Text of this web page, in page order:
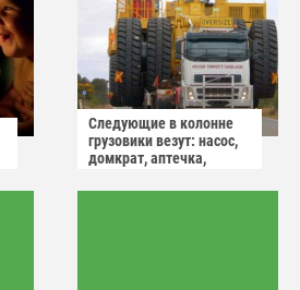
Следующие в колонне
грузовики везут: насос,
домкрат, аптечка,